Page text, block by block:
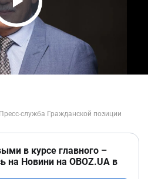
Video
в курсе главного –
на Новини на OBOZ.UA в